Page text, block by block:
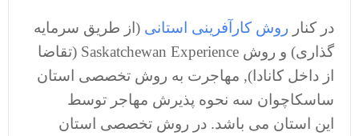
در کنار روش کارآفرینی استانی (از طریق سرمایه
گذاری) و روش Saskatchewan Experience (تقاضا
از داخل کانادا), مهاجرت به روش تخصصی استان
ساسکاچوان سه نحوه پذیرش مهاجر توسط
این استان می باشد. در روش تخصصی استان